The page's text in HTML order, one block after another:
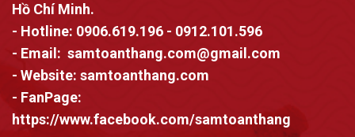
Hồ Chí Minh.
- Hotline: 0906.619.196 - 0912.101.596
- Email: samtoanthang.com@gmail.com
- Website: samtoanthang.com
- FanPage:
https://www.facebook.com/samtoanthang